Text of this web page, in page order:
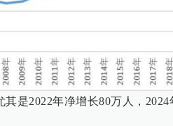
是2022年净增长80万人，